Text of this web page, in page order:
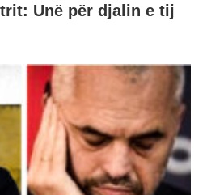
Unë për djalin e tij